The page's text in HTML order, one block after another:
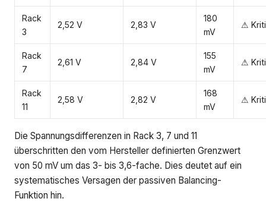
Rack
3
2,52 V 2,83 V
180
mV
⚠
Rack
7
2,61 V 2,84 V
155
mV
⚠
Rack
11
2,58 V 2,82 V
168
mV
⚠
Die Spannungsdifferenzen in Rack 3, 7 und 11
überschritten den vom Hersteller definierten Grenzwert
von 50 mV um das 3- bis 3,6-fache. Dies deutet auf ein
systematisches Versagen der passiven Balancing-
Funktion hin.